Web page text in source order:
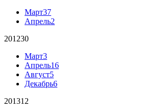
Март37
Апрель2
201230
Март3
Апрель16
Август5
Декабрь6
201312